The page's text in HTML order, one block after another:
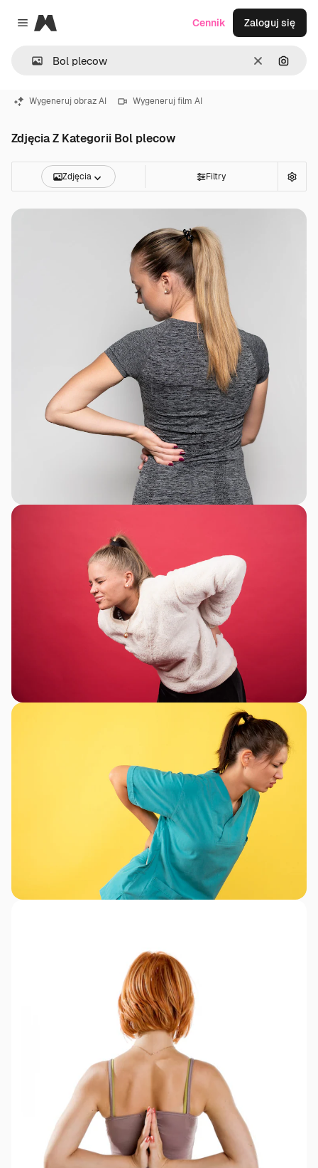
Close menu
Magnific
WyczyśćSzukaj
Cennik Zaloguj się
Wygeneruj obraz AI Wygeneruj film AI
Zdjęcia Z Kategorii Bol plecow
Zdjęcia Filtry